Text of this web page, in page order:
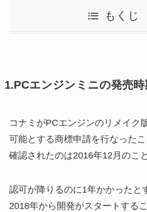
もくじ
1.PCエンジンミニの発売時
コナミがPCエンジンのリメイク
可能とする商標申請を行なった
確認されたのは2016年12月のこと
認可が降りるのに1年かかったと
2018年から開発がスタートする